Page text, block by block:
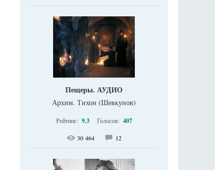
Пещеры. АУДИО
Архим. Тихон (Шевкунов)
Рейтинг: 9.3 Голосов: 407
30 464 12